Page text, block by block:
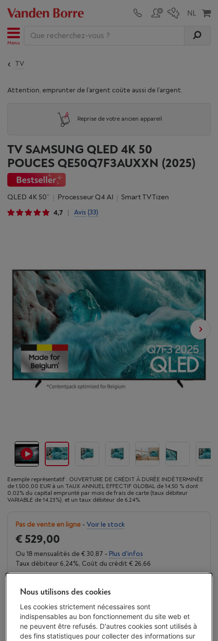
Menu
TV
Attention, emprunter de l’argent coûte aussi de l’argent.
Reprise de votre ancien appareil
TV SAMSUNG QLED 4K 50
POUCES QE50Q7F3AUXXN (2025)
QLED 4K 50” processeur Q4 AI
Smart TV Tizen
4,7
Avis (33)
Exemple représentatif : OUVERTURE DE CRÉDIT À DURÉE INDÉTERMINÉE
de 1.500,00 EUR à un TAUX ANNUEL EFFECTIF GLOBAL de 14,50 % dont
0,02% du capital emprunté par mois de frais de carte (taux débiteur
VARIABLE de 14,23%), et un taux débiteur de 6,24%.
Pas de vente en ligne - Voir le stock
€ 529,00
Ou 18 mensualités de € 30,87 - Plus d'infos
Taux débiteur 6,24%, Coût du crédit € 26,66
Comparer
Nous utilisons des cookies
Les cookies strictement nécessaires sont
indispensables au bon fonctionnement du site web et
ne peuvent être refusés. D'autres cookies sont utilisés à
des fins statistiques pour collecter des informations sur